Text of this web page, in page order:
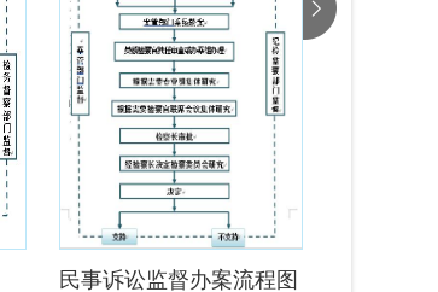
民事诉讼监督办案流程图